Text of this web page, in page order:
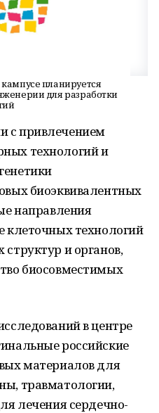
планируется
для разработки
с привлечением
технологий и
биоэквивалентных
направления
клеточных технологий
и органов,
биосовместимых
в центре
российские
материалов для
травматологии,
лечения сердечно-